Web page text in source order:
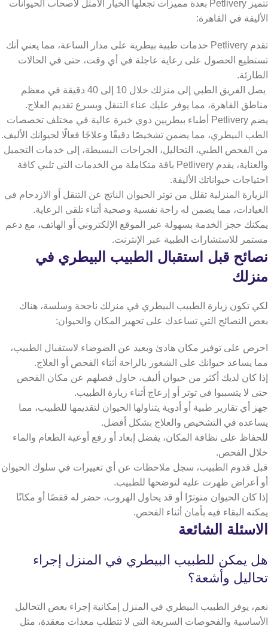
تتميز Petlivery بعدة مميزات تجعلها الخيار الأمثل لأصحاب الحيوانات
الأليفة في القاهرة:
تقدم Petlivery خدمات طبية بيطرية على مدار الساعة، مما يعني أنك
تستطيع الحصول على رعاية عاجلة في أي وقت، حتى في الحالات
الطارئة.
يصل الفريق الطبي إلى منزلك خلال 10 إلى 40 دقيقة في معظم
مناطق القاهرة، مما يوفر عليك عناء التنقل ويسرع تقديم العلاج.
يضم Petlivery أطباء بيطريين ذوي خبرة عالية في مختلف تخصصات
الطب البيطري، مما يضمن تشخيصًا دقيقًا وعلاجًا فعالًا لحيوانك الأليف.
من الفحص الطبي، التحاليل، الجراحات البسيطة، إلى خدمات التجميل
والعناية، يقدم Petlivery باقة متكاملة من الخدمات التي تلبي كافة
احتياجات حيواناتك الأليفة.
الزيارة المنزلية تقلل من توتر الحيوان الناتج عن التنقل أو الازدحام في
العيادات، مما يضمن له راحة نفسية وصحية أثناء تلقي الرعاية.
يمكنك حجز الخدمة بسهولة عبر الموقع الإلكتروني أو الهاتف، مع دعم
مستمر للاستشارات الطبية عبر الإنترنت.
نصائح قبل استقبال الطبيب البيطري في
منزلك
لكي تكون زيارة الطبيب البيطري في منزلك ناجحة وسلسة، هناك
بعض النصائح التي تساعدك على تجهيز المكان والحيوان:
احرص على توفير مكان هادئ وبعيد عن الضوضاء لاستقبال الطبيب،
مما يساعد حيوانك على الشعور بالراحة أثناء الفحص أو العلاج.
إذا كان لديك أكثر من حيوان أليف، حاول فصلهم عن مكان الفحص
حتى لا يتسببوا في توتر أو إزعاج أثناء زيارة الطبيب.
جهز أي تقارير طبية أو أدوية يتناولها الحيوان لتقديمها للطبيب، مما
يساعده في التشخيص والعلاج بشكل أفضل.
للحفاظ على نظافة المكان، يفضل إبعاد أو رفع أوعية الطعام والماء
خلال الفحص.
قبل قدوم الطبيب، سجل ملاحظات عن أي تغييرات في سلوك الحيوان
أو أعراض ظهرت عليه لتوضحها للطبيب.
إذا كان الحيوان متوترًا أو قد يحاول الهروب، حضر له قفصًا أو مكانًا
يمكنه البقاء فيه بأمان أثناء الفحص.
الاسئلة الشائعة
هل يمكن للطبيب البيطري في المنزل إجراء
تحاليل وأشعة؟
نعم، يوفر الطبيب البيطري في المنزل إمكانية إجراء بعض التحاليل
الأساسية والفحوصات السريعة التي لا تتطلب معدات معقدة، مثل